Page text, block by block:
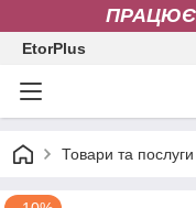
EtorPlus
Товари та послуги